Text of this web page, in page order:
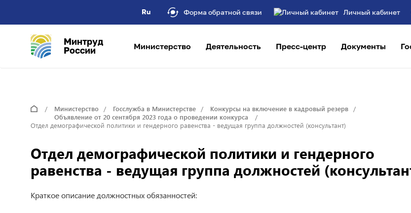
Ru Форма обратной связи Личный кабинет
Минтруд
России
Министерство Деятельность Пресс-центр Документы
Министерство Госслужба в Министерстве
Конкурсы на включение в кадровый резерв
Объявление от 20 сентября 2023 года о проведении конкурса
Отдел демографической политики и гендерного равенства - ведущая группа должностей (консультант)
Отдел демографической политики и гендерного
равенства - ведущая группа должностей
Краткое описание должностных обязанностей: